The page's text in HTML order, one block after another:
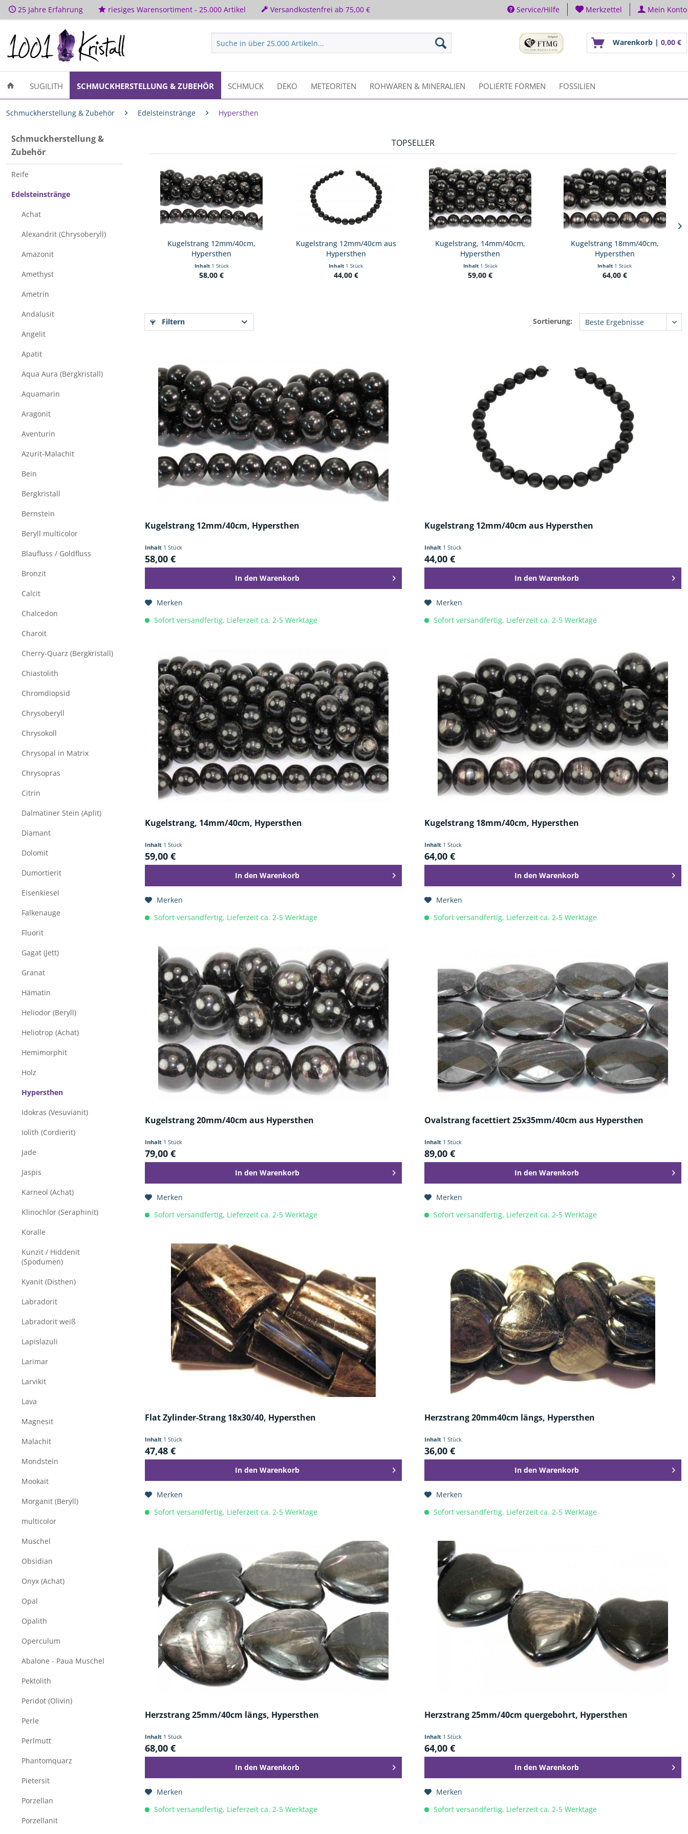
25 Jahre Erfahrung riesiges Warensortiment - 25.000 Artikel Versandkostenfrei ab 75,00 € Service/Hilfe Merkzettel Mein Konto
Warenkorb | 0,00 €
SUGILITH SCHMUCKHERSTELLUNG & ZUBEHÖR SCHMUCK DEKO METEORITEN ROHWAREN & MINERALIEN POLIERTE FORMEN FOSSILIEN
Schmuckherstellung & Zubehör Edelsteinstränge Hypersthen
Schmuckherstellung &
Zubehör
Reife
Edelsteinstränge
Achat
Alexandrit (Chrysoberyll)
Amazonit
Amethyst
Ametrin
Andalusit
Angelit
Apatit
Aqua Aura (Bergkristall)
Aquamarin
Aragonit
Aventurin
Azurit-Malachit
Bein
Bergkristall
Bernstein
Beryll multicolor
Blaufluss / Goldfluss
Bronzit
Calcit
Chalcedon
Charoit
Cherry-Quarz (Bergkristall)
Chiastolith
Chromdiopsid
Chrysoberyll
Chrysokoll
Chrysopal in Matrix
Chrysopras
Citrin
Dalmatiner Stein (Aplit)
Diamant
Dolomit
Dumortierit
Eisenkiesel
Falkenauge
Fluorit
Gagat (Jett)
Granat
Hämatin
Heliodor (Beryll)
Heliotrop (Achat)
Hemimorphit
Holz
Hypersthen
Idokras (Vesuvianit)
Iolith (Cordierit)
Jade
Jaspis
Karneol (Achat)
Klinochlor (Seraphinit)
Koralle
Kunzit / Hiddenit
(Spodumen)
Kyanit (Disthen)
Labradorit
Labradorit weiß
Lapislazuli
Larimar
Larvikit
Lava
Magnesit
Malachit
Mondstein
Mookait
Morganit (Beryll)
multicolor
Muschel
Obsidian
Onyx (Achat)
Opal
Opalith
Operculum
Abalone - Paua Muschel
Pektolith
Peridot (Olivin)
Perle
Perlmutt
Phantomquarz
Pietersit
Porzellan
Porzellanit
TOPSELLER
Kugelstrang 12mm/40cm,
Hypersthen
Inhalt 1 Stück
58,00 €
Kugelstrang 12mm/40cm aus
Hypersthen
Inhalt 1 Stück
44,00 €
Kugelstrang, 14mm/40cm,
Hypersthen
Inhalt 1 Stück
59,00 €
Kugelstrang 18mm/40cm,
Hypersthen
Inhalt 1 Stück
64,00 €
Filtern Sortierung:
Kugelstrang 12mm/40cm, Hypersthen
Inhalt 1 Stück
58,00 €
In den Warenkorb
Merken
Sofort versandfertig, Lieferzeit ca. 2-5 Werktage
Kugelstrang 12mm/40cm aus Hypersthen
Inhalt 1 Stück
44,00 €
In den Warenkorb
Merken
Sofort versandfertig, Lieferzeit ca. 2-5 Werktage
Kugelstrang, 14mm/40cm, Hypersthen
Inhalt 1 Stück
59,00 €
In den Warenkorb
Merken
Sofort versandfertig, Lieferzeit ca. 2-5 Werktage
Kugelstrang 18mm/40cm, Hypersthen
Inhalt 1 Stück
64,00 €
In den Warenkorb
Merken
Sofort versandfertig, Lieferzeit ca. 2-5 Werktage
Kugelstrang 20mm/40cm aus Hypersthen
Inhalt 1 Stück
79,00 €
In den Warenkorb
Merken
Sofort versandfertig, Lieferzeit ca. 2-5 Werktage
Ovalstrang facettiert 25x35mm/40cm aus Hypersthen
Inhalt 1 Stück
89,00 €
In den Warenkorb
Merken
Sofort versandfertig, Lieferzeit ca. 2-5 Werktage
Flat Zylinder-Strang 18x30/40, Hypersthen
Inhalt 1 Stück
47,48 €
In den Warenkorb
Merken
Sofort versandfertig, Lieferzeit ca. 2-5 Werktage
Herzstrang 20mm40cm längs, Hypersthen
Inhalt 1 Stück
36,00 €
In den Warenkorb
Merken
Sofort versandfertig, Lieferzeit ca. 2-5 Werktage
Herzstrang 25mm/40cm längs, Hypersthen
Inhalt 1 Stück
68,00 €
In den Warenkorb
Merken
Sofort versandfertig, Lieferzeit ca. 2-5 Werktage
Herzstrang 25mm/40cm quergebohrt, Hypersthen
Inhalt 1 Stück
64,00 €
In den Warenkorb
Merken
Sofort versandfertig, Lieferzeit ca. 2-5 Werktage